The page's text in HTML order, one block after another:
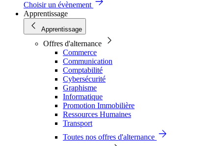
Choisir un évènement
Apprentissage
Apprentissage
Offres d'alternance
Commerce
Communication
Comptabilité
Cybersécurité
Graphisme
Informatique
Promotion Immobilière
Ressources Humaines
Transport
Toutes nos offres d'alternance